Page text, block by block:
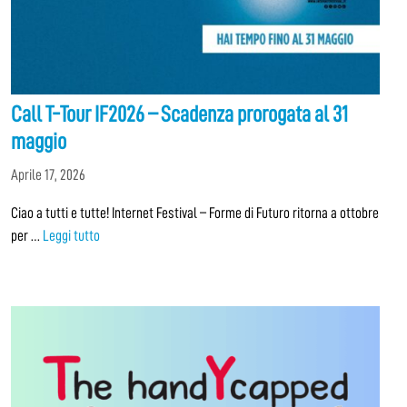
Call T-Tour IF2026 – Scadenza prorogata al 31
maggio
Aprile 17, 2026
Ciao a tutti e tutte! Internet Festival – Forme di Futuro ritorna a ottobre
per … Leggi tutto